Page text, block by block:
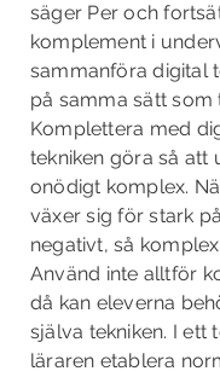
säger Per och
komplement i
sammanföra digital
på samma sätt som
Komplettera med
tekniken göra så att
onödigt komplex.
växer sig för stark
negativt, så
Använd inte alltför
då kan eleverna
själva tekniken. I ett
läraren etablera